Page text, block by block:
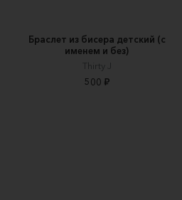
Браслет из бисера детский (с
именем и без)
Thirty J
500 ₽